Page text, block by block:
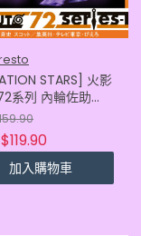
STARS] 火影
系列 內輪佐助
卷
加入購物車